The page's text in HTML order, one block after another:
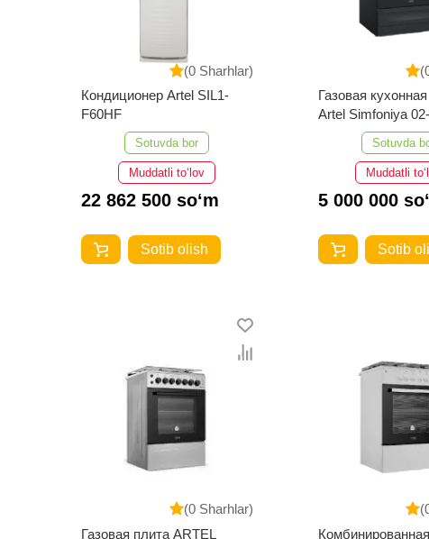
(0 Sharhlar)
Кондиционер Artel SIL1-
F60HF
Sotuvda bor
Muddatli to‘lov
22 862 500 so‘m
Sotib olish
Газовая
Artel Simfoniya
Sotuvda
Muddatli
5 000 000
Sotib
(0 Sharhlar)
Газовая плита ARTEL
Комбинированная